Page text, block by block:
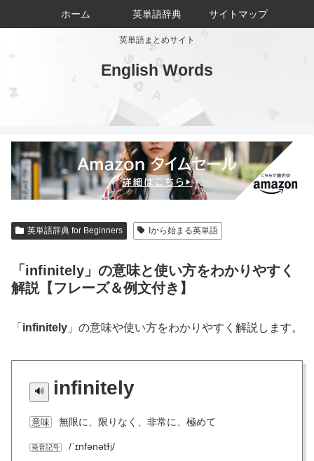
英単語まとめサイト
English Words
ホーム 英単語辞典 サイトマップ
英単語辞典 for Beginners Iから始まる英単語
「infinitely」の意味と使い方をわかりやすく
解説【フレーズ＆例文付き】
「 infinitely 」の意味や使い方をわかりやすく解説します。
infinitely
意味 無限に、限りなく、非常に、極めて
発音記号 /ˈɪnfənətɫi/